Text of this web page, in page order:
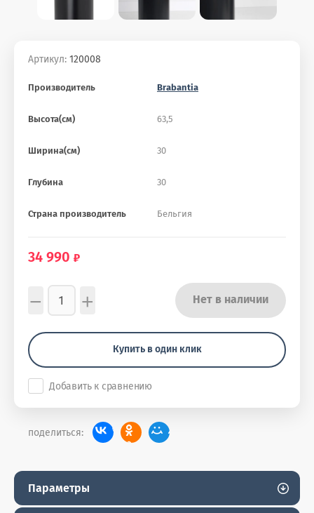
Артикул: 120008
Производитель Brabantia
Высота(см) 63,5
Ширина(см) 30
Глубина 30
Страна производитель Бельгия
34 990
− + Нет в наличии
Купить в один клик
Добавить к сравнению
поделиться:
Параметры